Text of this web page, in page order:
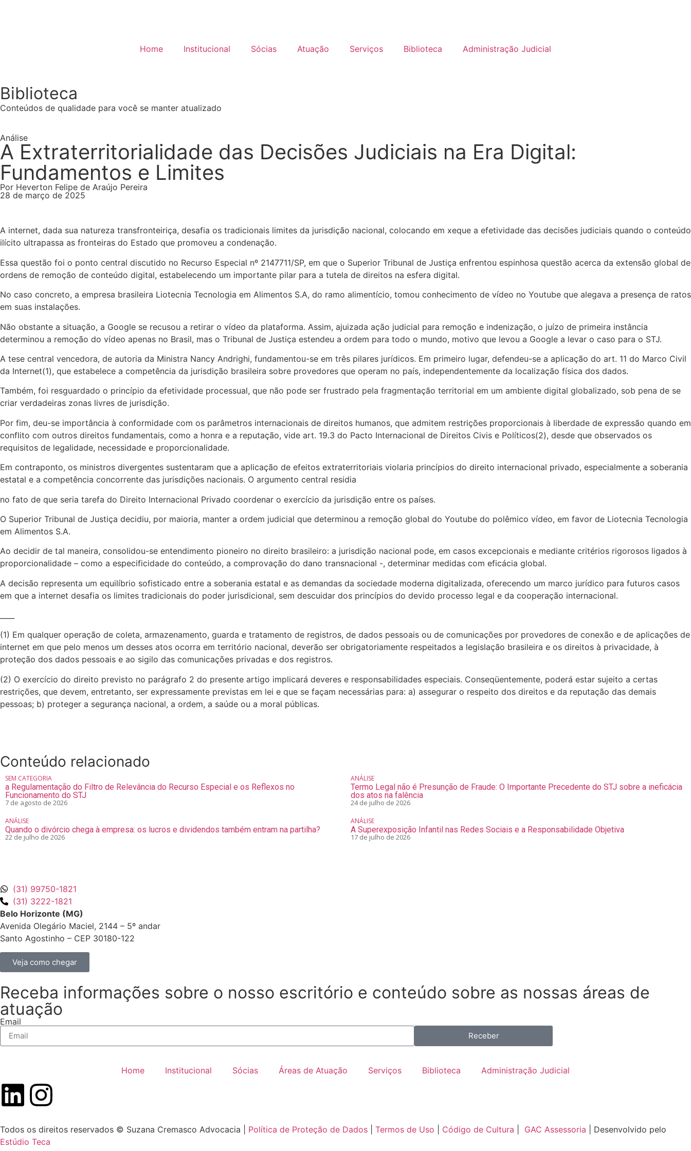
Home Institucional Sócias Atuação Serviços Biblioteca Administração Judicial
Biblioteca
Conteúdos de qualidade para você se manter atualizado
Análise
A Extraterritorialidade das Decisões Judiciais na Era Digital:
Fundamentos e Limites
Por Heverton Felipe de Araújo Pereira
28 de março de 2025
A internet, dada sua natureza transfronteiriça, desafia os tradicionais limites da jurisdição nacional, colocando em xeque a efetividade das decisões judiciais quando o conteúdo
ilícito ultrapassa as fronteiras do Estado que promoveu a condenação.
Essa questão foi o ponto central discutido no Recurso Especial nº 2147711/SP, em que o Superior Tribunal de Justiça enfrentou espinhosa questão acerca da extensão global de
ordens de remoção de conteúdo digital, estabelecendo um importante pilar para a tutela de direitos na esfera digital.
No caso concreto, a empresa brasileira Liotecnia Tecnologia em Alimentos S.A, do ramo alimentício, tomou conhecimento de vídeo no Youtube que alegava a presença de ratos
em suas instalações.
Não obstante a situação, a Google se recusou a retirar o vídeo da plataforma. Assim, ajuizada ação judicial para remoção e indenização, o juízo de primeira instância
determinou a remoção do vídeo apenas no Brasil, mas o Tribunal de Justiça estendeu a ordem para todo o mundo, motivo que levou a Google a levar o caso para o STJ.
A tese central vencedora, de autoria da Ministra Nancy Andrighi, fundamentou-se em três pilares jurídicos. Em primeiro lugar, defendeu-se a aplicação do art. 11 do Marco Civil
da Internet(1), que estabelece a competência da jurisdição brasileira sobre provedores que operam no país, independentemente da localização física dos dados.
Também, foi resguardado o princípio da efetividade processual, que não pode ser frustrado pela fragmentação territorial em um ambiente digital globalizado, sob pena de se
criar verdadeiras zonas livres de jurisdição.
Por fim, deu-se importância à conformidade com os parâmetros internacionais de direitos humanos, que admitem restrições proporcionais à liberdade de expressão quando em
conflito com outros direitos fundamentais, como a honra e a reputação, vide art. 19.3 do Pacto Internacional de Direitos Civis e Políticos(2), desde que observados os
requisitos de legalidade, necessidade e proporcionalidade.
Em contraponto, os ministros divergentes sustentaram que a aplicação de efeitos extraterritoriais violaria princípios do direito internacional privado, especialmente a soberania
estatal e a competência concorrente das jurisdições nacionais. O argumento central residia
no fato de que seria tarefa do Direito Internacional Privado coordenar o exercício da jurisdição entre os países.
O Superior Tribunal de Justiça decidiu, por maioria, manter a ordem judicial que determinou a remoção global do Youtube do polêmico vídeo, em favor de Liotecnia Tecnologia
em Alimentos S.A.
Ao decidir de tal maneira, consolidou-se entendimento pioneiro no direito brasileiro: a jurisdição nacional pode, em casos excepcionais e mediante critérios rigorosos ligados à
proporcionalidade – como a especificidade do conteúdo, a comprovação do dano transnacional -, determinar medidas com eficácia global.
A decisão representa um equilíbrio sofisticado entre a soberania estatal e as demandas da sociedade moderna digitalizada, oferecendo um marco jurídico para futuros casos
em que a internet desafia os limites tradicionais do poder jurisdicional, sem descuidar dos princípios do devido processo legal e da cooperação internacional.
(1) Em qualquer operação de coleta, armazenamento, guarda e tratamento de registros, de dados pessoais ou de comunicações por provedores de conexão e de aplicações de
internet em que pelo menos um desses atos ocorra em território nacional, deverão ser obrigatoriamente respeitados a legislação brasileira e os direitos à privacidade, à
proteção dos dados pessoais e ao sigilo das comunicações privadas e dos registros.
(2) O exercício do direito previsto no parágrafo 2 do presente artigo implicará deveres e responsabilidades especiais. Conseqüentemente, poderá estar sujeito a certas
restrições, que devem, entretanto, ser expressamente previstas em lei e que se façam necessárias para: a) assegurar o respeito dos direitos e da reputação das demais
pessoas; b) proteger a segurança nacional, a ordem, a saúde ou a moral públicas.
Conteúdo relacionado
SEM CATEGORIA
a Regulamentação do Filtro de Relevância do Recurso Especial e os Reflexos no
Funcionamento do STJ
7 de agosto de 2026
ANÁLISE
Termo Legal não é Presunção de Fraude: O Importante Precedente do STJ sobre a ineficácia
dos atos na falência
24 de julho de 2026
ANÁLISE
Quando o divórcio chega à empresa: os lucros e dividendos também entram na partilha?
22 de julho de 2026
ANÁLISE
A Superexposição Infantil nas Redes Sociais e a Responsabilidade Objetiva
17 de julho de 2026
(31) 99750-1821
(31) 3222-1821
Belo Horizonte (MG)
Avenida Olegário Maciel, 2144 – 5º andar
Santo Agostinho – CEP 30180-122
Veja como chegar
Receba informações sobre o nosso escritório e conteúdo sobre as nossas áreas de
atuação
Email
Receber
Home Institucional Sócias Áreas de Atuação Serviços Biblioteca Administração Judicial
Todos os direitos reservados © Suzana Cremasco Advocacia | Política de Proteção de Dados Termos de Uso Código de Cultura GAC Assessoria | Desenvolvido pelo
Estúdio Teca